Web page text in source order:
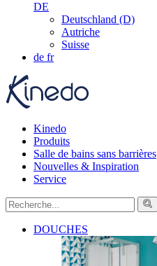
DE
Deutschland (D)
Autriche
Suisse
de fr
Kinedo
Produits
Salle de bains sans barrières
Nouvelles & Inspiration
Service
DOUCHES